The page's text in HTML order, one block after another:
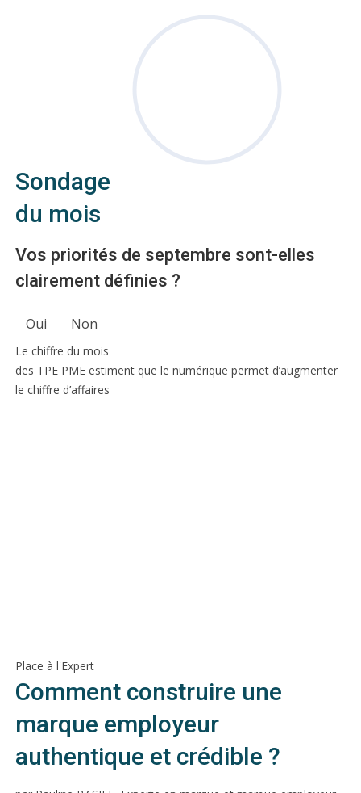
Sondage
du mois
Vos priorités de septembre sont-elles
clairement définies ?
Oui Non
Le chiffre du mois
des TPE PME estiment que le numérique permet d’augmenter
le chiffre d’affaires
Place à l'Expert
Comment construire une
marque employeur
authentique et crédible ?